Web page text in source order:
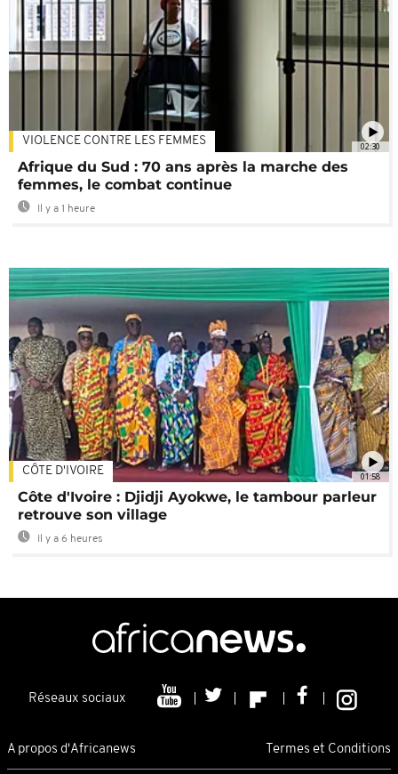
02:30
VIOLENCE CONTRE LES FEMMES
Afrique du Sud : 70 ans après la marche des
femmes, le combat continue
Il y a 1 heure
01:58
CÔTE D'IVOIRE
Côte d'Ivoire : Djidji Ayokwe, le tambour parleur
retrouve son village
Il y a 6 heures
Réseaux sociaux
A propos d'Africanews Termes et Conditions